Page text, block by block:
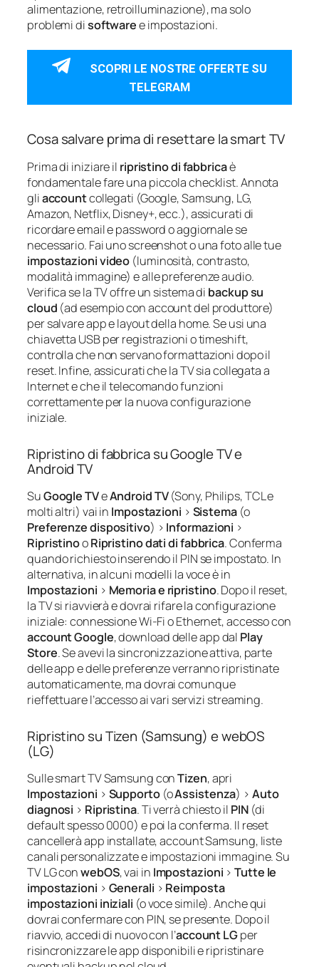
alimentazione, retroilluminazione), ma solo
problemi disoftwaree impostazioni.
SCOPRI LE NOSTRE OFFERTE SU
TELEGRAM
Cosa salvare prima di resettare la smart TV
Prima di iniziare il ripristino di fabbricaè
fondamentale fare una piccola checklist. Annota
gliaccountcollegati (Google, Samsung, LG,
Amazon, Netflix, Disney+, ecc.), assicurati di
ricordare email e password o aggiornale se
necessario. Fai uno screenshot o una foto alle tue
impostazioni video (luminosità, contrasto,
modalità immagine) e alle preferenze audio.
Verifica se la TV offre un sistema di backup su
cloud (ad esempio con account del produttore)
per salvare app e layout della home. Se usi una
chiavetta USB per registrazioni o timeshift,
controlla che non servano formattazioni dopo il
reset. Infine, assicurati che la TV sia collegata a
Internet e che il telecomando funzioni
correttamente per la nuova configurazione
iniziale.
Ripristino di fabbrica su Google TV e
Android TV
SuGoogle TVeAndroid TV(Sony, Philips, TCL e
molti altri) vai in Impostazioni > Sistema(o
Preferenze dispositivo) > Informazioni >
RipristinooRipristino dati di fabbrica. Conferma
quando richiesto inserendo il PIN se impostato. In
alternativa, in alcuni modelli la voce è in
Impostazioni > Memoria e ripristino. Dopo il reset,
la TV si riavvierà e dovrai rifare la configurazione
iniziale: connessione Wi‑Fi o Ethernet, accesso con
account Google, download delle app dal Play
Store. Se avevi la sincronizzazione attiva, parte
delle app e delle preferenze verranno ripristinate
automaticamente, ma dovrai comunque
rieffettuare l’accesso ai vari servizi streaming.
Ripristino su Tizen (Samsung) e webOS
(LG)
Sulle smart TV Samsung conTizen, apri
Impostazioni > Supporto(oAssistenza) > Auto
diagnosi > Ripristina. Ti verrà chiesto il PIN (di
default spesso 0000) e poi la conferma. Il reset
cancellerà app installate, account Samsung, liste
canali personalizzate e impostazioni immagine. Su
TV LG conwebOS, vai in Impostazioni >Tutte le
impostazioni > Generali > Reimposta
impostazioni iniziali (o voce simile). Anche qui
dovrai confermare con PIN, se presente. Dopo il
riavvio, accedi di nuovo con l’account LGper
risincronizzare le app disponibili e ripristinare